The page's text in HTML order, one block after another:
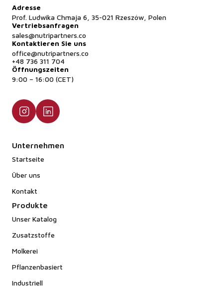
Adresse
Prof. Ludwika Chmaja 6, 35-021 Rzeszów, Polen
Vertriebsanfragen
sales@nutripartners.co
Kontaktieren Sie uns
office@nutripartners.co
+48 736 311 704
Öffnungszeiten
9:00 – 16:00 (CET)
Unternehmen
Startseite
Über uns
Kontakt
Produkte
Unser Katalog
Zusatzstoffe
Molkerei
Pflanzenbasiert
Industriell